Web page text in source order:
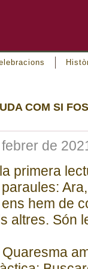
COM SI FOS
de
primera
hem de
altres. Són